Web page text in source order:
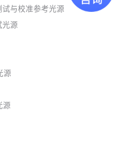
与校准参考光源
光源
源
源